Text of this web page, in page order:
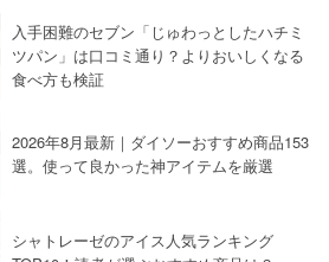
入手困難のセブン「じゅわっとしたハチミ
ツパン」は口コミ通り？よりおいしくなる
食べ方も検証
2026年8月最新｜ダイソーおすすめ商品153
選。使って良かった神アイテムを厳選
シャトレーゼのアイス人気ランキング